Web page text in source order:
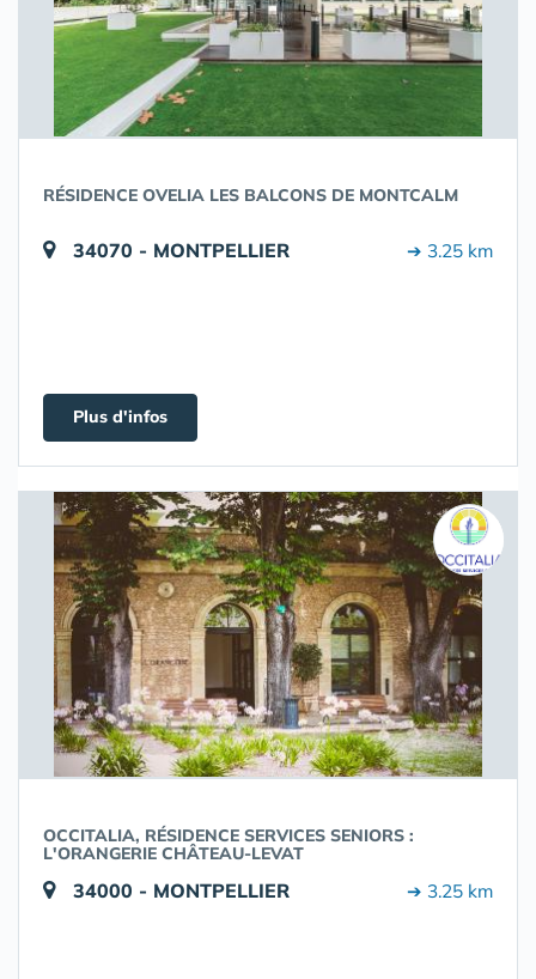
RÉSIDENCE OVELIA LES BALCONS DE MONTCALM
34070 - MONTPELLIER ➔ 3.25 km
Plus d'infos
OCCITALIA, RÉSIDENCE SERVICES SENIORS :
L'ORANGERIE CHÂTEAU-LEVAT
34000 - MONTPELLIER ➔ 3.25 km